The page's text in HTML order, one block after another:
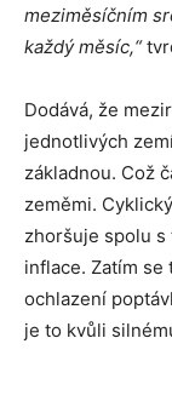
meziměsíčním
každý měsíc,“
Dodává, že
jednotlivých
základnou. Což
zeměmi.
zhoršuje spolu s
inflace. Zatím se
ochlazení
je to kvůli